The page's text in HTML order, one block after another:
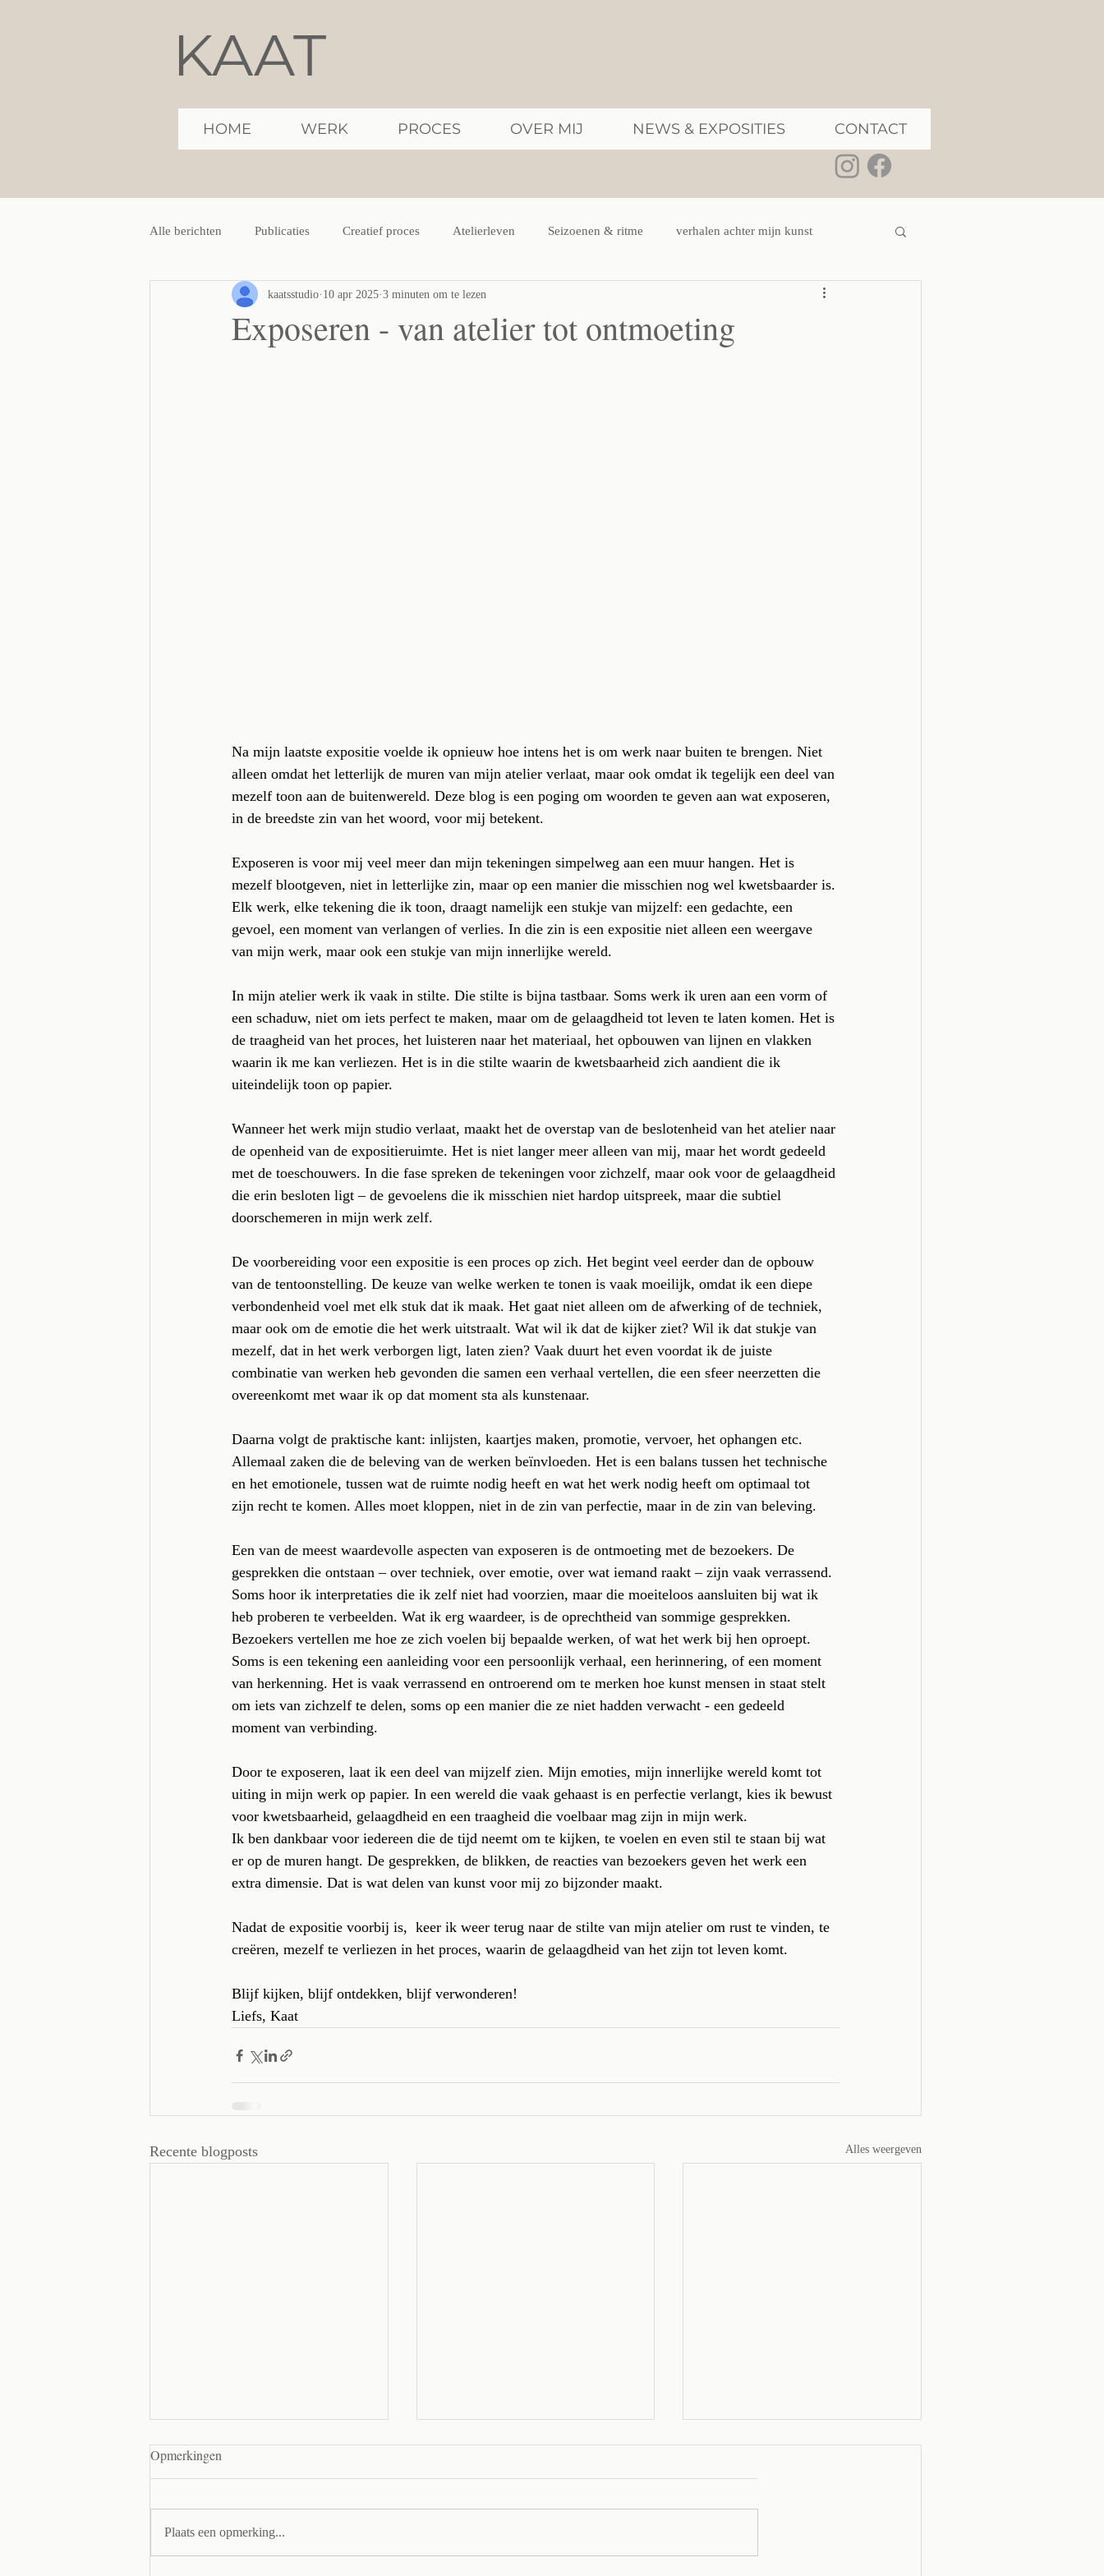
KAAT
HOME WERK PROCES OVER MIJ NEWS & EXPOSITIES CONTACT
Alle berichten Publicaties Creatief proces Atelierleven Seizoenen & ritme verhalen achter mijn kunst
Exposeren - van atelier tot ontmoeting
kaatsstudio 10 apr 2025 3 minuten om te lezen
Na mijn laatste expositie voelde ik opnieuw hoe intens het is om werk naar buiten te brengen. Niet
alleen omdat het letterlijk de muren van mijn atelier verlaat, maar ook omdat ik tegelijk een deel van
mezelf toon aan de buitenwereld. Deze blog is een poging om woorden te geven aan wat exposeren,
in de breedste zin van het woord, voor mij betekent.
Exposeren is voor mij veel meer dan mijn tekeningen simpelweg aan een muur hangen. Het is
mezelf blootgeven, niet in letterlijke zin, maar op een manier die misschien nog wel kwetsbaarder is.
Elk werk, elke tekening die ik toon, draagt namelijk een stukje van mijzelf: een gedachte, een
gevoel, een moment van verlangen of verlies. In die zin is een expositie niet alleen een weergave
van mijn werk, maar ook een stukje van mijn innerlijke wereld.
In mijn atelier werk ik vaak in stilte. Die stilte is bijna tastbaar. Soms werk ik uren aan een vorm of
een schaduw, niet om iets perfect te maken, maar om de gelaagdheid tot leven te laten komen. Het is
de traagheid van het proces, het luisteren naar het materiaal, het opbouwen van lijnen en vlakken
waarin ik me kan verliezen. Het is in die stilte waarin de kwetsbaarheid zich aandient die ik
uiteindelijk toon op papier.
Wanneer het werk mijn studio verlaat, maakt het de overstap van de beslotenheid van het atelier naar
de openheid van de expositieruimte. Het is niet langer meer alleen van mij, maar het wordt gedeeld
met de toeschouwers. In die fase spreken de tekeningen voor zichzelf, maar ook voor de gelaagdheid
die erin besloten ligt – de gevoelens die ik misschien niet hardop uitspreek, maar die subtiel
doorschemeren in mijn werk zelf.
De voorbereiding voor een expositie is een proces op zich. Het begint veel eerder dan de opbouw
van de tentoonstelling. De keuze van welke werken te tonen is vaak moeilijk, omdat ik een diepe
verbondenheid voel met elk stuk dat ik maak. Het gaat niet alleen om de afwerking of de techniek,
maar ook om de emotie die het werk uitstraalt. Wat wil ik dat de kijker ziet? Wil ik dat stukje van
mezelf, dat in het werk verborgen ligt, laten zien? Vaak duurt het even voordat ik de juiste
combinatie van werken heb gevonden die samen een verhaal vertellen, die een sfeer neerzetten die
overeenkomt met waar ik op dat moment sta als kunstenaar.
Daarna volgt de praktische kant: inlijsten, kaartjes maken, promotie, vervoer, het ophangen etc.
Allemaal zaken die de beleving van de werken beïnvloeden. Het is een balans tussen het technische
en het emotionele, tussen wat de ruimte nodig heeft en wat het werk nodig heeft om optimaal tot
zijn recht te komen. Alles moet kloppen, niet in de zin van perfectie, maar in de zin van beleving.
Een van de meest waardevolle aspecten van exposeren is de ontmoeting met de bezoekers. De
gesprekken die ontstaan – over techniek, over emotie, over wat iemand raakt – zijn vaak verrassend.
Soms hoor ik interpretaties die ik zelf niet had voorzien, maar die moeiteloos aansluiten bij wat ik
heb proberen te verbeelden. Wat ik erg waardeer, is de oprechtheid van sommige gesprekken.
Bezoekers vertellen me hoe ze zich voelen bij bepaalde werken, of wat het werk bij hen oproept.
Soms is een tekening een aanleiding voor een persoonlijk verhaal, een herinnering, of een moment
van herkenning. Het is vaak verrassend en ontroerend om te merken hoe kunst mensen in staat stelt
om iets van zichzelf te delen, soms op een manier die ze niet hadden verwacht - een gedeeld
moment van verbinding.
Door te exposeren, laat ik een deel van mijzelf zien. Mijn emoties, mijn innerlijke wereld komt tot
uiting in mijn werk op papier. In een wereld die vaak gehaast is en perfectie verlangt, kies ik bewust
voor kwetsbaarheid, gelaagdheid en een traagheid die voelbaar mag zijn in mijn werk.
Ik ben dankbaar voor iedereen die de tijd neemt om te kijken, te voelen en even stil te staan bij wat
er op de muren hangt. De gesprekken, de blikken, de reacties van bezoekers geven het werk een
extra dimensie. Dat is wat delen van kunst voor mij zo bijzonder maakt.
Nadat de expositie voorbij is,  keer ik weer terug naar de stilte van mijn atelier om rust te vinden, te
creëren, mezelf te verliezen in het proces, waarin de gelaagdheid van het zijn tot leven komt.
Blijf kijken, blijf ontdekken, blijf verwonderen!
Liefs, Kaat
Recente blogposts Alles weergeven
Opmerkingen
Plaats een opmerking...